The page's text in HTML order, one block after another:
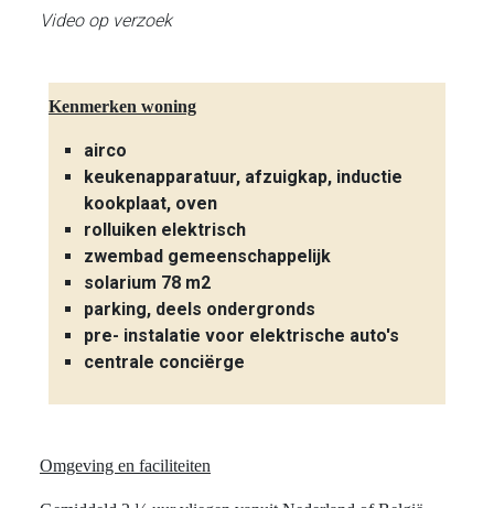
Video op verzoek
Kenmerken woning
airco
keukenapparatuur, afzuigkap, inductie
kookplaat, oven
rolluiken elektrisch
zwembad gemeenschappelijk
solarium 78 m2
parking, deels ondergronds
pre- instalatie voor elektrische auto's
centrale conciërge
Omgeving en faciliteiten